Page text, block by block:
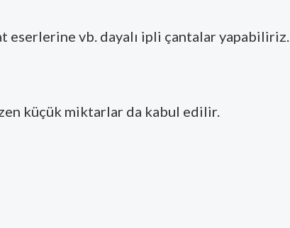
eserlerine vb. dayalı ipli çantalar yapabiliriz.
küçük miktarlar da kabul edilir.